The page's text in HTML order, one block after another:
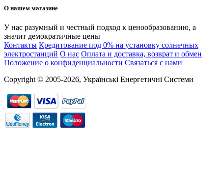
О нашем магазине
У нас разумный и честный подход к ценообразованию, а
значит демократичные цены
Контакты Кредитование под 0% на установку солнечных
электростанций О нас Оплата и доставка, возврат и обмен
Положение о конфиденциальности Связаться с нами
Copyright © 2005-2026, Українські Енергетичні Системи